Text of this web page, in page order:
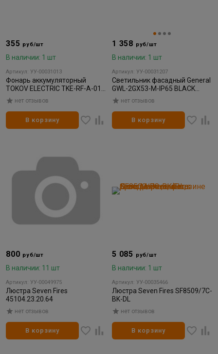
355 руб/шт
В наличии: 1 шт
Артикул: УУ-00031013
Фонарь аккумуляторный
TOKOV ELECTRIC TKE-RF-A-01
ручнойсвинцово-кислотный
аккумулятор 450мА.ч
нет отзывов
В корзину
1 358 руб/шт
В наличии: 1 шт
Артикул: УУ-00031207
Светильник фасадный General
GWL-2GX53-M-IP65 BLACK
GOLDнет отзывов
В корзину
800 руб/шт
В наличии: 11 шт
Артикул: УУ-00049975
Люстра Seven Fires
45104.23.20.64
нет отзывов
В корзину
5 085 руб/шт
В наличии: 1 шт
Артикул: УУ-00035466
Люстра Seven Fires SF8509/7C-
BK-DL
нет отзывов
В корзину